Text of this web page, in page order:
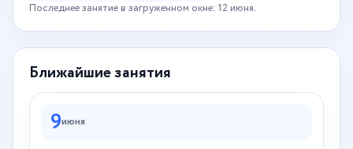
Последнее занятие в загруженном окне: 12 июня.
Ближайшие занятия
9июня